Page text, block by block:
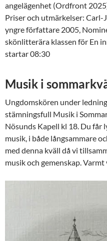
angelägenhet (Ordfront
Priser och utmärkelser:
yngre författare 2005,
skönlitterära klassen för En
startar 08:30
Musik i
Ungdomskören under
stämningsfull Musik i
Nösunds Kapell kl 18. Du får
musik, i både långsammare
med denna kväll då vi
musik och gemenskap.